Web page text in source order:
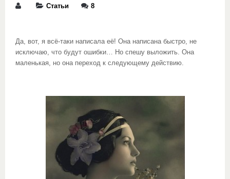
Статьи 8
Да, вот, я всё-таки написала её! Она написана быстро, не
исключаю, что будут ошибки… Но спешу выложить. Она
маленькая, но она переход к следующему действию.